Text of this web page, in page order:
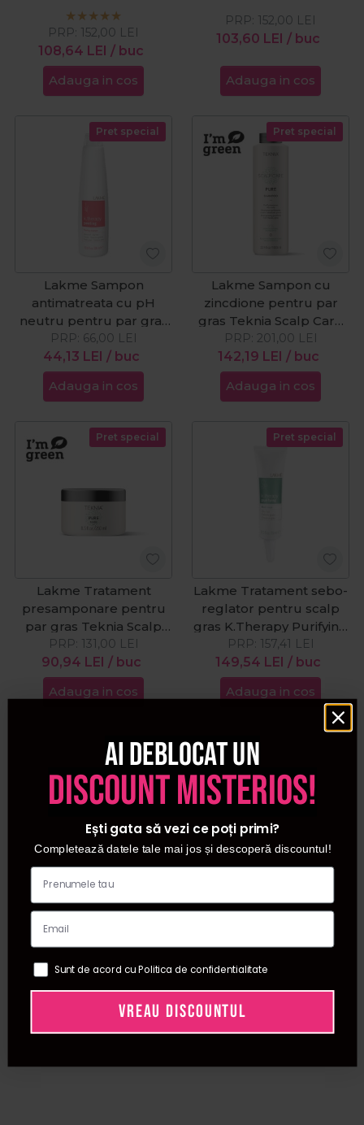
1000ml
108,64 LEI / buc
PRP: 152,00 LEI
Adauga in cos
1000ml
103,60 LEI / buc
PRP: 152,00 LEI
Adauga in cos
Pret special
Lakme Sampon
antimatreata cu pH
neutru pentru par gras
K.Therapy Peeling
300ml
44,13 LEI / buc
PRP: 66,00 LEI
Adauga in cos
Pret special
Lakme Sampon cu
zincdione pentru par
gras Teknia Scalp Care
Pure 1000ml
142,19 LEI / buc
PRP: 201,00 LEI
Adauga in cos
Pret special
Lakme Tratament
presamponare pentru
par gras Teknia Scalp
Care Pure 250ml
90,94 LEI / buc
PRP: 131,00 LEI
Adauga in cos
Pret special
Lakme Tratament sebo-
reglator pentru scalp
gras K.Therapy Purifying
6x15ml
149,54 LEI / buc
PRP: 157,41 LEI
Adauga in cos
Ai deblocat un
discount misterios!
Ești gata să vezi ce poți primi?
Completează datele tale mai jos și descoperă discountul!
Sunt de acord cu Politica de confidentialitate
VREAU DISCOUNTUL